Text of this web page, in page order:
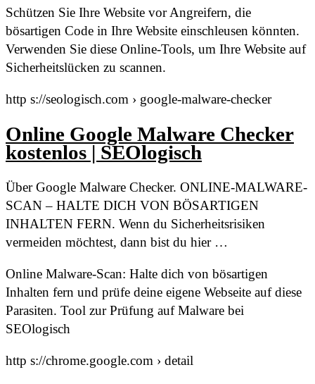
Schützen Sie Ihre Website vor Angreifern, die
bösartigen Code in Ihre Website einschleusen könnten.
Verwenden Sie diese Online-Tools, um Ihre Website auf
Sicherheitslücken zu scannen.
http s://seologisch.com › google-malware-checker
Online Google Malware Checker
kostenlos | SEOlogisch
Über Google Malware Checker. ONLINE-MALWARE-
SCAN – HALTE DICH VON BÖSARTIGEN
INHALTEN FERN. Wenn du Sicherheitsrisiken
vermeiden möchtest, dann bist du hier …
Online Malware-Scan: Halte dich von bösartigen
Inhalten fern und prüfe deine eigene Webseite auf diese
Parasiten. Tool zur Prüfung auf Malware bei
SEOlogisch
http s://chrome.google.com › detail